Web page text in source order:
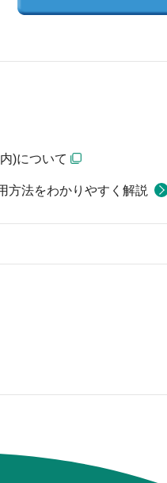
)について
方法をわかりやすく解説